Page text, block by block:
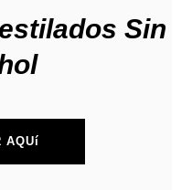
Sin
AQUí